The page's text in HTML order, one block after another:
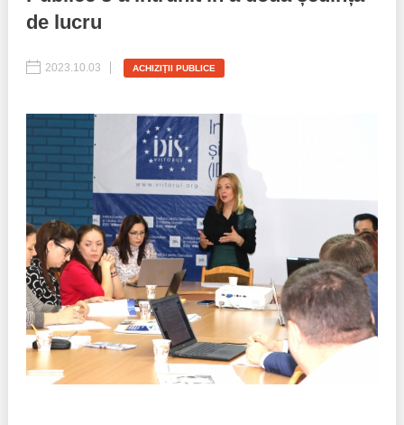
Inițiative în derulare
Inițiative desfășurate
Manual de proceduri
Note & poziții​
Organigrama IDIS
Anunțuri
Consiliul consulativ internațional IDIS
Politici regionale
Bunele practici
Laborator sociometric
Transparența guvernării locale
People Watch
Proces democratic
Agenda Națională de Business
Puterea hibridă
15 minute de realism economic
de lucru
2023.10.03 ACHIZIŢII PUBLICE